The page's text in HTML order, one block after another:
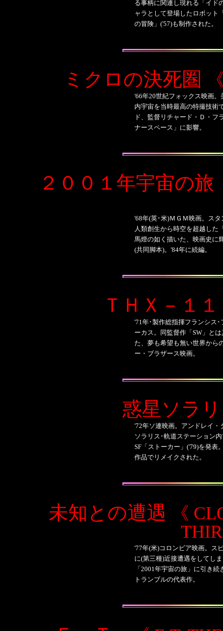
る事柄に関連し現れる「イド
ャラとして登場したロボット
の冒険」('57)も制作された。
ミクロの決死圏
'66年20世紀フォックス映画
内宇宙を当時最高の特撮技術
ド、監督リチャード・Ｄ・フ
ナースペース」に影響。
２００１年宇宙の旅
'68年(英･米)ＭＧＭ映画。ス
人類創生から時空を超越した
馬燈の如く描いた、映画史に
(共同脚本)。'84年に続編。
ＴＨＸ－１
'71年･製作総指揮フランシス
ーカス。同監督作「SW」と
た、夢も希望も無い世界から
ー・ブラザース映画。
惑星ソラ
'72年ソ連映画。アンドレイ・
ソラリス･軌道ステーション
SF「ストーカー」('79)を発表
作品でリメイクされた。
未知との遭遇
《
'77年(米)コロンビア映画。ス
に(第三種)近接遭遇をしてし
「2001年宇宙の旅」に引き
トランブルの代表作。